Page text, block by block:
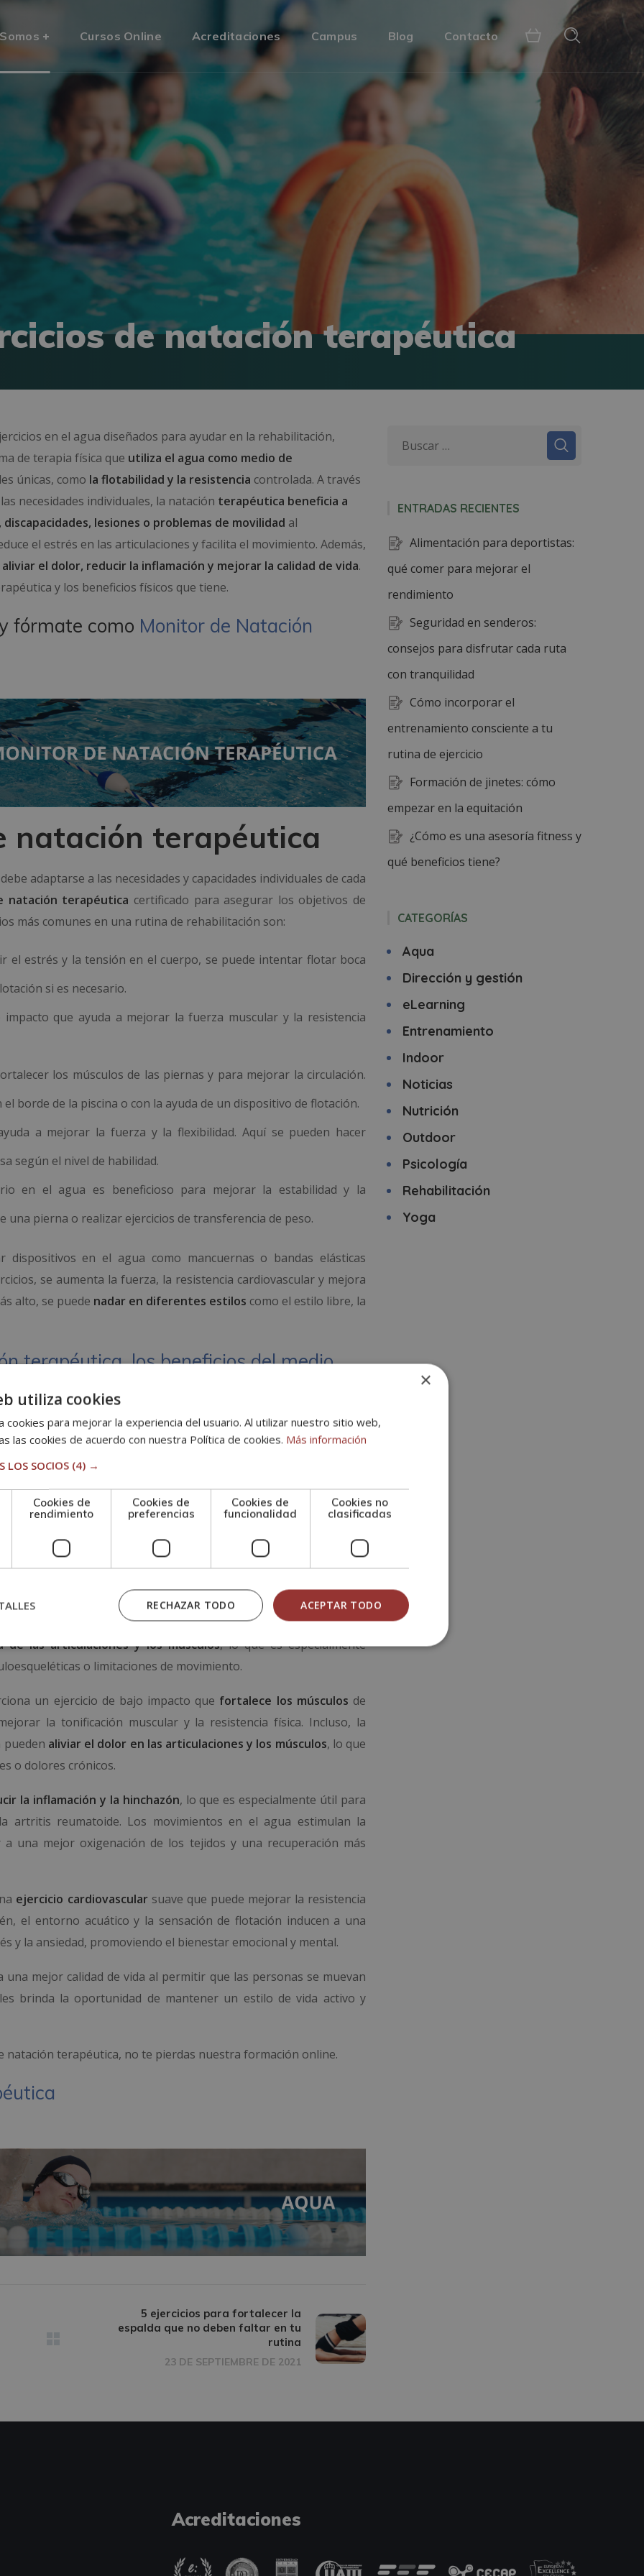
Cursos Online Acreditaciones Campus Blog Contacto
de natación terapéutica
en el agua diseñados para ayudar en la rehabilitación,
de terapia física que utiliza el agua como medio de
únicas, como la flotabilidad y la resistencia controlada. A través
necesidades individuales, la natación terapéutica beneficia a
lesiones o problemas de movilidad al
el estrés en las articulaciones y facilita el movimiento. Además,
aliviar el dolor, reducir la inflamación y mejorar la calidad de vida.
y los beneficios físicos que tiene.
fórmate como Monitor de Natación
natación terapéutica
adaptarse a las necesidades y capacidades individuales de cada
natación terapéutica certificado para asegurar los objetivos de
más comunes en una rutina de rehabilitación son:
el estrés y la tensión en el cuerpo, se puede intentar flotar boca
si es necesario.
que ayuda a mejorar la fuerza muscular y la resistencia
los músculos de las piernas y para mejorar la circulación.
borde de la piscina o con la ayuda de un dispositivo de flotación.
a mejorar la fuerza y la flexibilidad. Aquí se pueden hacer
según el nivel de habilidad.
en el agua es beneficioso para mejorar la estabilidad y la
pierna o realizar ejercicios de transferencia de peso.
en el agua como mancuernas o bandas elásticas
se aumenta la fuerza, la resistencia cardiovascular y mejora
alto, se puede nadar en diferentes estilos como el estilo libre, la
terapéutica, los beneficios del medio
del medio acuático
hacer terapia en el
físicos significativos para aquellos que la practican como
Los ejercicios en el agua permiten un rango completo de
de las articulaciones y los músculos, lo que es especialmente
o limitaciones de movimiento.
un ejercicio de bajo impacto que fortalece los músculos de
la tonificación muscular y la resistencia física. Incluso, la
pueden aliviar el dolor en las articulaciones y los músculos, lo que
o dolores crónicos.
la inflamación y la hinchazón, lo que es especialmente útil para
artritis reumatoide. Los movimientos en el agua estimulan la
una mejor oxigenación de los tejidos y una recuperación más
ejercicio cardiovascularsuave que puede mejorar la resistencia
el entorno acuático y la sensación de flotación inducen a una
y la ansiedad, promoviendo el bienestar emocional y mental.
mejor calidad de vida al permitir que las personas se muevan
brinda la oportunidad de mantener un estilo de vida activo y
terapéutica, no te pierdas nuestra formación online.
5 ejercicios para fortalecer la
espalda que no deben faltar en tu
rutina
23 DE SEPTIEMBRE DE 2021
ENTRADAS RECIENTES
Alimentación para deportistas:
qué comer para mejorar el
rendimiento
Seguridad en senderos:
consejos para disfrutar cada ruta
con tranquilidad
Cómo incorporar el
entrenamiento consciente a tu
rutina de ejercicio
Formación de jinetes: cómo
empezar en la equitación
¿Cómo es una asesoría fitness y
qué beneficios tiene?
CATEGORÍAS
Aqua
Dirección y gestión
eLearning
Entrenamiento
Indoor
Noticias
Nutrición
Outdoor
Psicología
Rehabilitación
Yoga
Acreditaciones
×
utiliza cookies
cookies para mejorar la experiencia del usuario. Al utilizar nuestro sitio web,
las cookies de acuerdo con nuestra Política de cookies. Más información
LOS SOCIOS (4) →
Cookies de
rendimiento
Cookies de
preferencias
Cookies de
funcionalidad
Cookies no
clasificadas
ACEPTAR TODO
RECHAZAR TODO